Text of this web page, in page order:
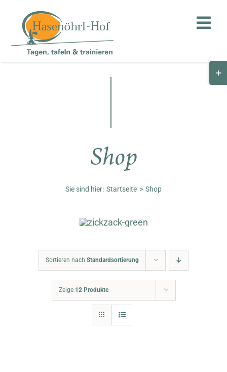
springen
Unternehmen
Shop
Sie sind hier: Startseite Shop
Sortieren nach Standardsortierung
Zeige 12 Produkte